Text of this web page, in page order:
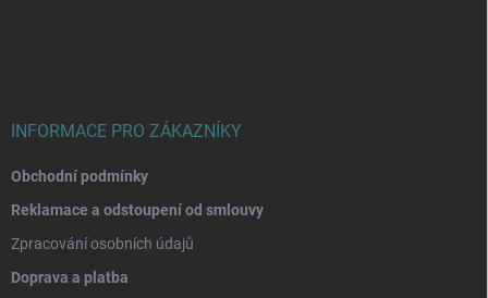
INFORMACE PRO ZÁKAZNÍKY
Obchodní podmínky
Reklamace a odstoupení od smlouvy
Zpracování osobních údajů
Doprava a platba